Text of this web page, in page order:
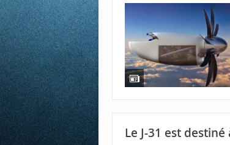
Le J-31 est destiné